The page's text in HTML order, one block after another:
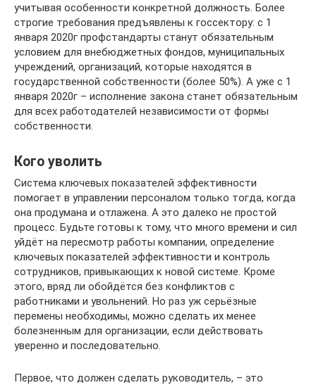
учитывая особенности конкретной должность. Более
строгие требования предъявлены к госсектору: с 1
января 2020г профстандарты станут обязательным
условием для внебюджетных фондов, муниципальных
учреждений, организаций, которые находятся в
государственной собственности (более 50%). А уже с 1
января 2020г – исполнение закона станет обязательным
для всех работодателей независимости от формы
собственности.
Кого уволить
Система ключевых показателей эффективности
помогает в управлении персоналом только тогда, когда
она продумана и отлажена. А это далеко не простой
процесс. Будьте готовы к тому, что много времени и сил
уйдёт на пересмотр работы компании, определение
ключевых показателей эффективности и контроль
сотрудников, привыкающих к новой системе. Кроме
этого, вряд ли обойдётся без конфликтов с
работниками и увольнений. Но раз уж серьёзные
перемены необходимы, можно сделать их менее
болезненным для организации, если действовать
уверенно и последовательно.
Первое, что должен сделать руководитель, – это